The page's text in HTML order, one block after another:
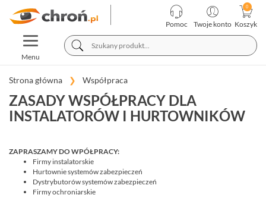
Pomoc Twoje konto Koszyk
TOGGLE
NAVIGATION
Menu
KATEGORIE
PRODUCENCI
TELEWIZJA
PRZEMYSŁOWA
ALARMOWE
SYSTEMY
PPOŻ
WIDEODOMOFONY
KONTROLA
DOSTĘPU
INTELIGENTNY
BUDYNEK
Strona główna Współpraca
ZASADY WSPÓŁPRACY DLA
INSTALATORÓW I HURTOWNIKÓW
ZAPRASZAMY DO WPÓŁPRACY:
Firmy instalatorskie
Hurtownie systemów zabezpieczeń
Dystrybutorów systemów zabezpieczeń
Firmy ochroniarskie